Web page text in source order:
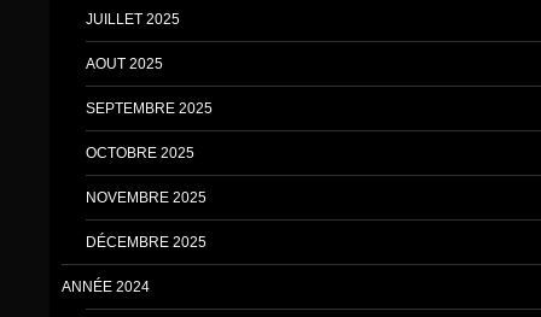
JUILLET 2025
AOUT 2025
SEPTEMBRE 2025
OCTOBRE 2025
NOVEMBRE 2025
DÉCEMBRE 2025
ANNÉE 2024